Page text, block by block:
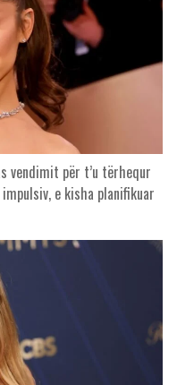
vendimit për t’u tërhequr
e kisha planifikuar